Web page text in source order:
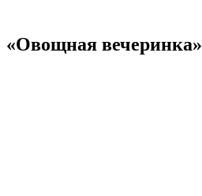
«Овощная вечеринка»